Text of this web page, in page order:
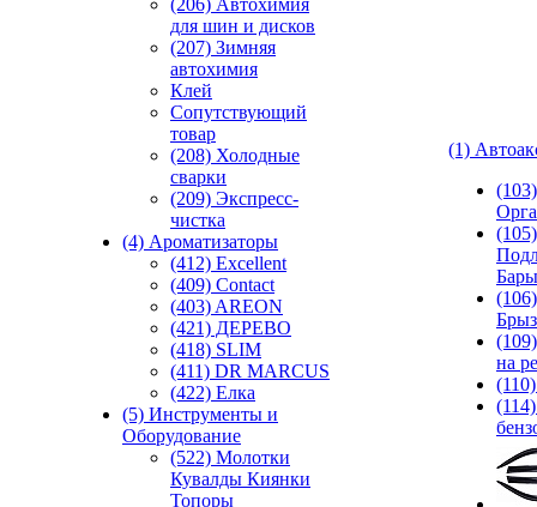
(206) Автохимия
для шин и дисков
(207) Зимняя
автохимия
Клей
Сопутствующий
товар
(208) Холодные
сварки
(209) Экспреcс-
чистка
(4) Ароматизаторы
(412) Excellent
(409) Contact
(403) AREON
(421) ДЕРЕВО
(418) SLIM
(411) DR MARCUS
(422) Елка
(5) Инструменты и
Оборудование
(522) Молотки
Кувалды Киянки
Топоры
(1)
(105)
Бары
(106)
на